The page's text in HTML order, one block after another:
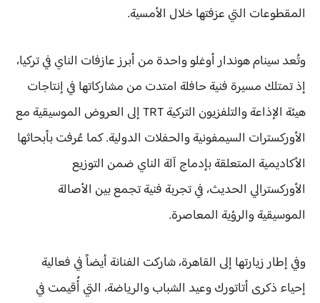
المقطوعات التي عزفتها خلال الأمسية.
وتُعد سينام هوندار أوغلو واحدة من أبرز عازفات الناي في تركيا،
إذ تمتلك مسيرة فنية حافلة امتدت من مشاركاتها في إنتاجات
هيئة الإذاعة والتلفزيون التركية TRT إلى العروض الموسيقية مع
الأوركسترات السيمفونية والحفلات الدولية. كما عُرفت بأبحاثها
الأكاديمية المتعلقة بإدماج آلة الناي ضمن التوزيع
الأوركسترالي الحديث، في تجربة فنية تجمع بين الأصالة
الموسيقية والرؤية المعاصرة.
وفي إطار زيارتها إلى القاهرة، شاركت الفنانة أيضاً في فعالية
إحياء ذكرى أتاتورك وعيد الشباب والرياضة، التي أُقيمت في